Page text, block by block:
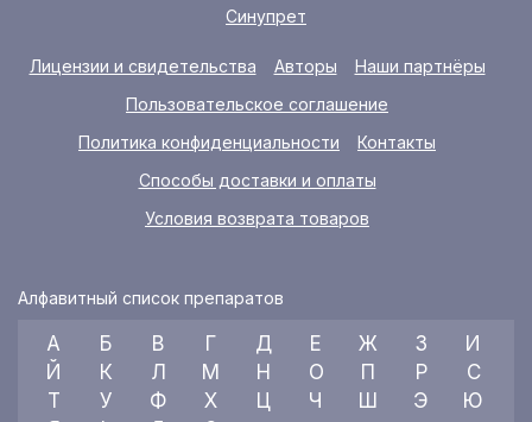
Синупрет
Лицензии и свидетельства Авторы
Наши партнёры
Пользовательское соглашение
Политика конфиденциальности
Контакты
Способы доставки и оплаты
Условия возврата товаров
Алфавитный список препаратов
А Б В Г Д Е Ж З
И
Й
К Л М Н О П Р
С
Т
У Ф Х Ц Ч Ш Э
Ю